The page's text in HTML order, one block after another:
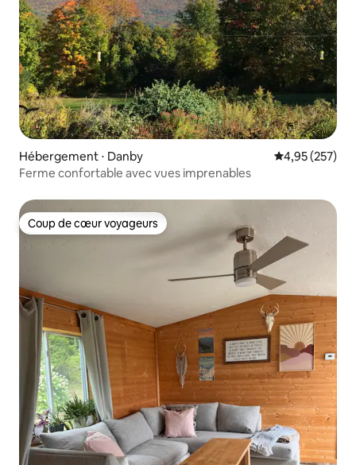
Hébergement ⋅ Danby Évaluation
4,95 (257)
Ferme confortable avec vues imprenables
Coup de cœur voyageurs
Coup de cœur voyageurs